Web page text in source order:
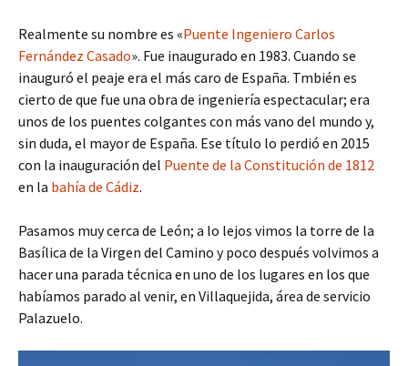
Realmente su nombre es «Puente Ingeniero Carlos
Fernández Casado». Fue inaugurado en 1983. Cuando se
inauguró el peaje era el más caro de España. Tmbién es
cierto de que fue una obra de ingeniería espectacular; era
unos de los puentes colgantes con más vano del mundo y,
sin duda, el mayor de España. Ese título lo perdió en 2015
con la inauguración del Puente de la Constitución de 1812
en la bahía de Cádiz.
Pasamos muy cerca de León; a lo lejos vimos la torre de la
Basílica de la Virgen del Camino y poco después volvimos a
hacer una parada técnica en uno de los lugares en los que
habíamos parado al venir, en Villaquejida, área de servicio
Palazuelo.